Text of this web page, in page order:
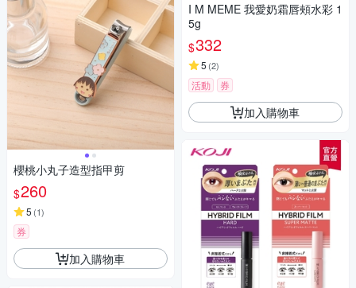
櫻桃小丸子造型指甲剪
$260
5 (1)
券
加入購物車
I M MEME 我愛奶霜唇頰水彩 1
5g
$332
5 (2)
活動 券
加入購物車